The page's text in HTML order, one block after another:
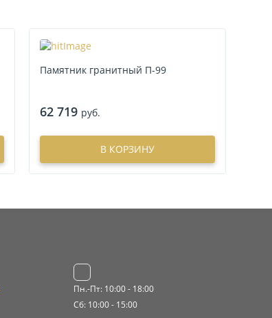
Памятник гранитный П-99
62 719 руб.
В КОРЗИНУ
Пн.-Пт: 10:00 - 18:00
Сб: 10:00 - 15:00